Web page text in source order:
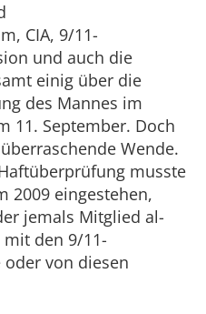
CIA, 9/11-
und auch die
einig über die
des Mannes im
11. September. Doch
Wende.
musste
2009 eingestehen,
jemals Mitglied al-
mit den 9/11-
von diesen